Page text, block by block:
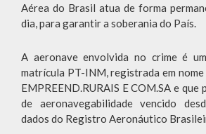
Aérea do Brasil atua de forma
dia, para garantir a soberania do País.
A aeronave envolvida no crime é
matrícula PT-INM, registrada em nome
EMPREEND.RURAIS E COM.SA e
de aeronavegabilidade vencido
dados do Registro Aeronáutico